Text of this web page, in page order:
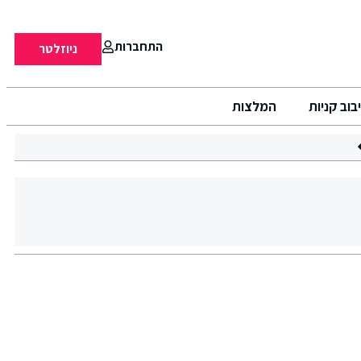
התחברות ניוזלטר
קניות המלצות